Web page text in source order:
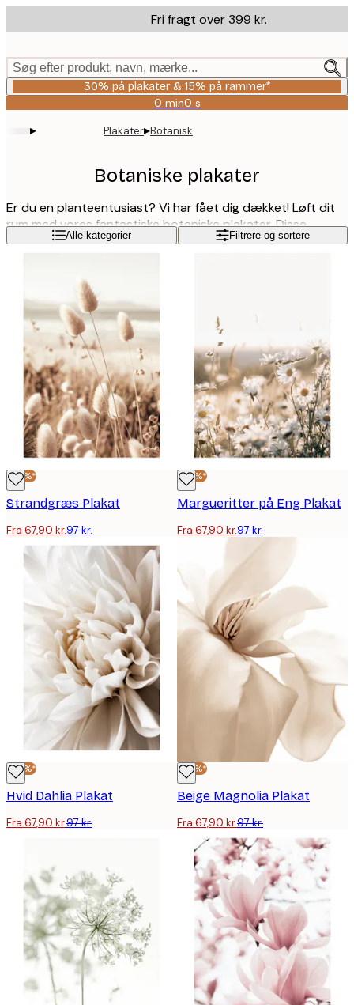
to
content.
Fri fragt over 399 kr.
Søg efter produkt, navn, mærke...
30% på plakater & 15% på rammer*
0 min0 s
Gyldig
indtil:
2026-
▸ Plakater▸Botanisk
Botaniske plakater
Er du en planteentusiast? Vi har fået dig dækket! Løft dit
rum med vores fantastiske botaniske plakater. Disse
vægindretninger er ikke kun æstetisk tiltalende, men også
blomster, palmer og andre botaniske plakater for at skabe
din egen personlige grønne oase.
Læs mere
Alle kategorier Filtrere og sortere
-30%*
Strandgræs Plakat
Fra 67,90 kr.97 kr.
-30%*
Margueritter på Eng Plakat
Fra 67,90 kr.97 kr.
-30%*
Hvid Dahlia Plakat
Fra 67,90 kr.97 kr.
-30%*
Beige Magnolia Plakat
Fra 67,90 kr.97 kr.